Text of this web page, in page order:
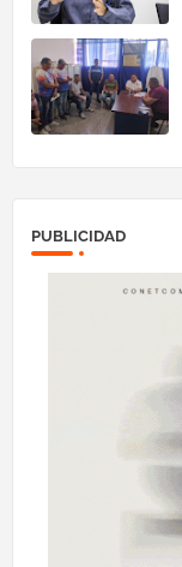
PUBLICIDAD